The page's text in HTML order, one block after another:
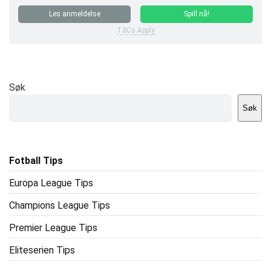
Les anmeldelse
Spill nå!
T&Cs Apply
Søk
Søk
Fotball Tips
Europa League Tips
Champions League Tips
Premier League Tips
Eliteserien Tips